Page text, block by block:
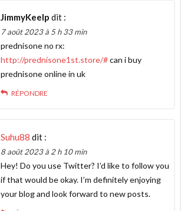
JimmyKeelp dit :
7 août 2023 à 5 h 33 min
prednisone no rx:
http://prednisone1st.store/#can i buy
prednisone online in uk
RÉPONDRE
Suhu88 dit :
8 août 2023 à 2 h 10 min
Hey! Do you use Twitter? I’d like to follow you
if that would be okay. I’m definitely enjoying
your blog and look forward to new posts.